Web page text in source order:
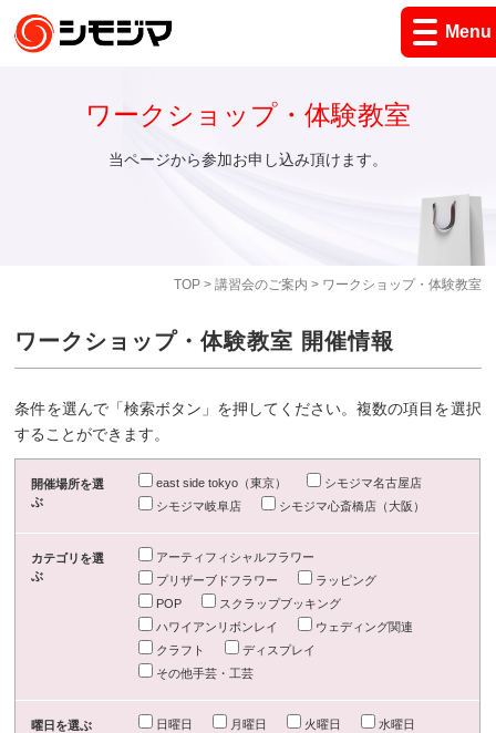
Menu
TOP> 講習会のご案内 > ワークショップ・体験教室
ワークショップ・体験教室
当ページから参加お申し込み頂けます。
ワークショップ・体験教室 開催情報
条件を選んで「検索ボタン」を押してください。複数の項目を選択
することができます。
開催場所を選
ぶ
east side tokyo（東京）
シモジマ名古屋店
シモジマ岐阜店
シモジマ心斎橋店（大阪）
カテゴリを選
ぶ
アーティフィシャルフラワー
プリザーブドフラワー
ラッピング
POP
スクラップブッキング
ハワイアンリボンレイ
ウェディング関連
クラフト
ディスプレイ
その他手芸・工芸
曜日を選ぶ 日曜日 月曜日 火曜日
水曜日